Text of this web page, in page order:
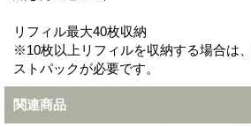
リフィル最大40枚収納
※10枚以上リフィルを収納する場合は
ストパックが必要です。
関連商品